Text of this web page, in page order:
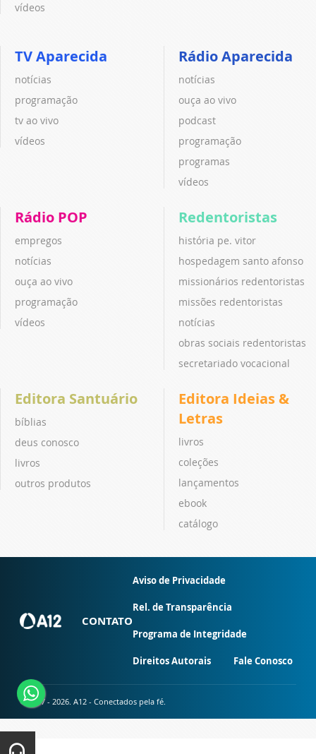
vídeos
TV Aparecida
notícias
programação
tv ao vivo
vídeos
Rádio Aparecida
notícias
ouça ao vivo
podcast
programação
programas
vídeos
Rádio POP
empregos
notícias
ouça ao vivo
programação
vídeos
Redentoristas
história pe. vitor
hospedagem santo afonso
missionários redentoristas
missões redentoristas
notícias
obras sociais redentoristas
secretariado vocacional
Editora Santuário
bíblias
deus conosco
livros
outros produtos
Editora Ideias &
Letras
livros
coleções
lançamentos
ebook
catálogo
CONTATO
Aviso de Privacidade
Rel. de Transparência
Programa de Integridade
Direitos Autorais Fale Conosco
© 2007 - 2026. A12 - Conectados pela fé.